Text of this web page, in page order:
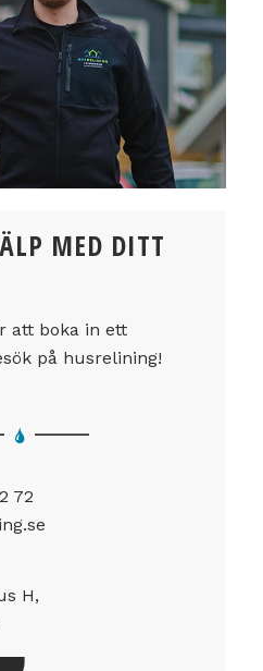
MED DITT
att boka in ett
på husrelining!
72
H,